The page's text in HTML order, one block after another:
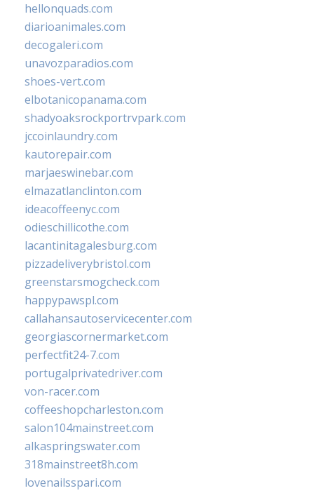
hellonquads.com
diarioanimales.com
decogaleri.com
unavozparadios.com
shoes-vert.com
elbotanicopanama.com
shadyoaksrockportrvpark.com
jccoinlaundry.com
kautorepair.com
marjaeswinebar.com
elmazatlanclinton.com
ideacoffeenyc.com
odieschillicothe.com
lacantinitagalesburg.com
pizzadeliverybristol.com
greenstarsmogcheck.com
happypawspl.com
callahansautoservicecenter.com
georgiascornermarket.com
perfectfit24-7.com
portugalprivatedriver.com
von-racer.com
coffeeshopcharleston.com
salon104mainstreet.com
alkaspringswater.com
318mainstreet8h.com
lovenailsspari.com